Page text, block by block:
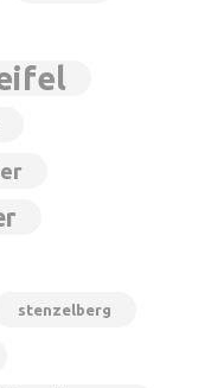
stenzelberg